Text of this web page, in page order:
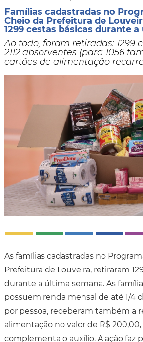
Famílias cadastradas no
Cheio da Prefeitura de
1299 cestas básicas durante
Ao todo, foram retiradas: 1299
2112 absorventes (para 1056
cartões de alimentação
As famílias cadastradas no
Prefeitura de Louveira, retiraram
durante a última semana. As
possuem renda mensal de até 1/4
por pessoa, receberam também a
alimentação no valor de R$
complementa o auxílio. A ação faz